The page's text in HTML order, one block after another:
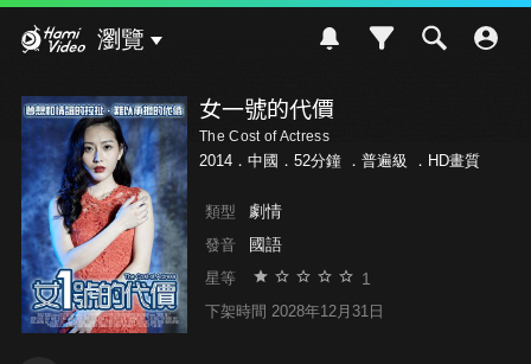
瀏覽
女一號的代價
The Cost of Actress
2014．中國．52分鐘 ． 普遍級 ．HD畫質
類型 劇情
發音 國語
星等 1
下架時間 2028年12月31日